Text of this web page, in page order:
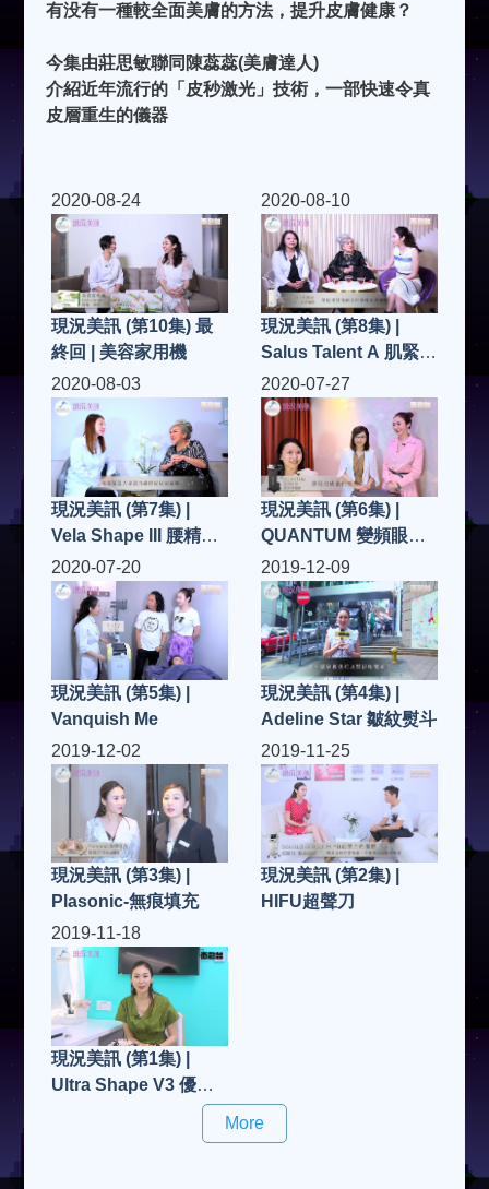
有没有一種較全面美膚的方法，提升皮膚健康？
今集由莊思敏聯同陳蕊蕊(美膚達人)
介紹近年流行的「皮秒激光」技術，一部快速令真
皮層重生的儀器
2020-08-24
現況美訊 (第10集) 最
終回 | 美容家用機
2020-08-10
現況美訊 (第8集) |
Salus Talent A 肌緊
30
2020-08-03
現況美訊 (第7集) |
Vela Shape III 腰精擊
退橙皮紋
2020-07-27
現況美訊 (第6集) |
QUANTUM 變頻眼神
還原精靈眼
2020-07-20
現況美訊 (第5集) |
Vanquish Me
2019-12-09
現況美訊 (第4集) |
Adeline Star 皺紋熨斗
2019-12-02
現況美訊 (第3集) |
Plasonic-無痕填充
2019-11-25
現況美訊 (第2集) |
HIFU超聲刀
2019-11-18
現況美訊 (第1集) |
Ultra Shape V3 優立
More